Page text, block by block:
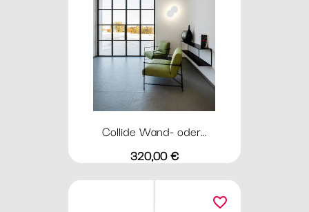
Collide Wand- oder...
Preis
320,00 €
favorite_border